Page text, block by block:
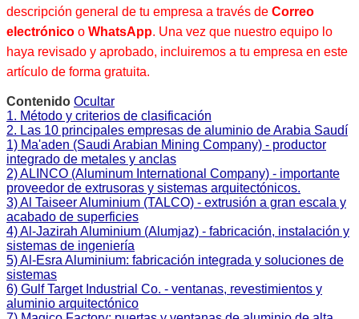
descripción general de tu empresa a través de Correo
electrónico o WhatsApp. Una vez que nuestro equipo lo
haya revisado y aprobado, incluiremos a tu empresa en este
artículo de forma gratuita.
Contenido Ocultar
1. Método y criterios de clasificación
2. Las 10 principales empresas de aluminio de Arabia Saudí
1) Ma'aden (Saudi Arabian Mining Company) - productor
integrado de metales y anclas
2) ALINCO (Aluminum International Company) - importante
proveedor de extrusoras y sistemas arquitectónicos.
3) Al Taiseer Aluminium (TALCO) - extrusión a gran escala y
acabado de superficies
4) Al-Jazirah Aluminium (Alumjaz) - fabricación, instalación y
sistemas de ingeniería
5) Al-Esra Aluminium: fabricación integrada y soluciones de
sistemas
6) Gulf Target Industrial Co. - ventanas, revestimientos y
aluminio arquitectónico